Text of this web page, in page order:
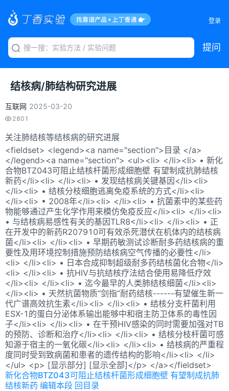
登录
提问
结核病/肺结构研究进展
互联网 2025-03-20
2801
关注肺结核等结核病的研究进展
<fieldset> <legend><a name="section">目录 </a>
</legend><a name="section"> <ul><li> </li><li> • 新化
合物BTZ043可阻止结核杆菌形成细胞壁 有望制成抗肺结核
新药</li><li> </li><li> • 发现结核病关键基因</li><li>
</li><li> • 结核分枝细胞逃离免疫系统的方式</li><li>
</li><li> • 2008年</li><li> </li><li> • 抗菌素中的某些药
物能够通过产生化学作用来模仿免疫反应</li><li> </li><li>
• 与结核病易感性有关的基因TLR8</li><li> </li><li> • 正
在开发中的新药R207910可有效杀死潜伏在机体内的结核病
菌</li><li> </li><li> • 早期药敏测试诊断耐多药结核病的重
要性及用环境控制措施预防结核病空气传播的必要性</li>
<li> </li><li> • 日本合成抑制超级耐多药结核菌化合物</li>
<li> </li><li> • 抗HIV与抗结核疗法结合使用易降低疗效
</li><li> </li><li> • 迄今最早的人类肺结核细菌</li><li>
</li><li> • 天然抗菌物质“剑指”耐药结核------有望催生新一
代广谱高效抗生素</li><li> </li><li> • 结核分支杆菌利用
ESX-1的蛋白分泌体系输出能够中和宿主防卫体系的毒性因
子</li><li> </li><li> • 在干预HIV感染的同时需要加强对TB
的预防、诊断和治疗</li><li> </li><li> • 结核分枝杆菌可感
知源于宿主的一氧化碳</li><li> </li><li> • 结核病的严重程
度同时受到致病菌和患者的遗传结构的影响</li><li> </li>
</ul> <p> [显示部分] [显示全部]</p> </a></fieldset>
新化合物BTZ043可阻止结核杆菌形成细胞壁 有望制成抗肺
结核新药 编辑本段 回目录